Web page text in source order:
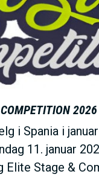
2026
i Spania i
11. januar
Elite Stage &